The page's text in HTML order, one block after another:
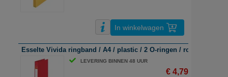
In winkelwagen
Esselte Vivida ringband / A4 / plastic / 2 O-ringen / rood / 42mm
LEVERING BINNEN 48 UUR
€ 4,79